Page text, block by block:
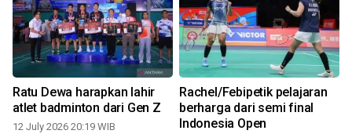
Ratu Dewa harapkan lahir
atlet badminton dari Gen Z
12 July 2026 20:19 WIB
Rachel/Febipetik pelajaran
berharga dari semi final
Indonesia Open